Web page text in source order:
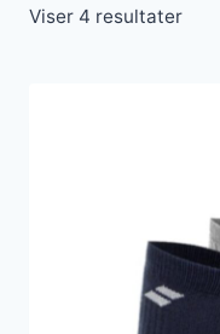
Viser 4 resultater